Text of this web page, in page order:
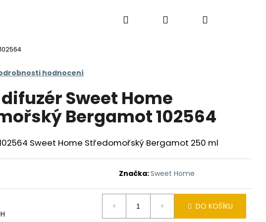
Hledat PřihlášeníNákupní
hodnocení
Sweet Home
Bergamot 102564
Sweet Home Středomořský Bergamot 250 ml
Značka:Sweet Home
DO KOŠÍKU